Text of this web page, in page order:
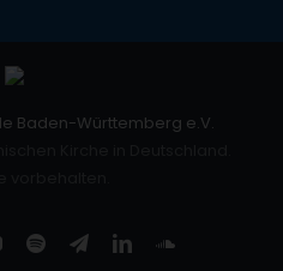
Baden-Württemberg e.V.
YouTube
SpotifyTelegramLinkedInSoundCloud